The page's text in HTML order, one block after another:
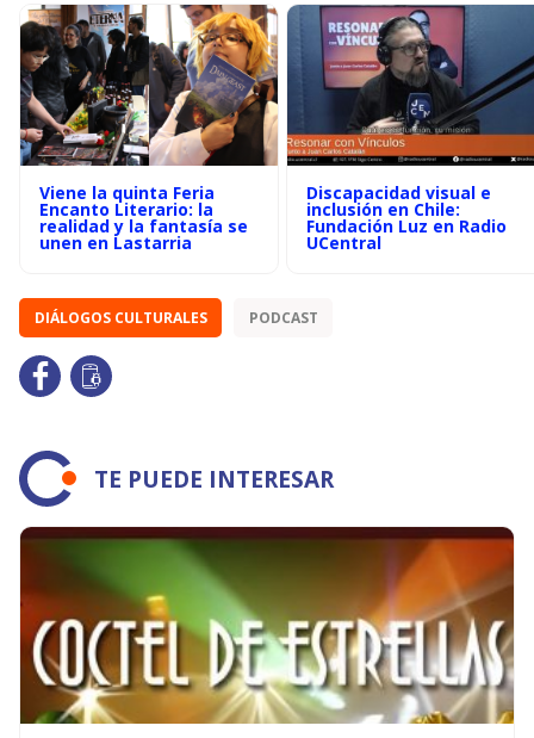
Viene la quinta Feria
Encanto Literario: la
realidad y la fantasía se
unen en Lastarria
Discapacidad visual e
inclusión en Chile:
Fundación Luz en Radio
UCentral
DIÁLOGOS CULTURALES PODCAST
TE PUEDE INTERESAR